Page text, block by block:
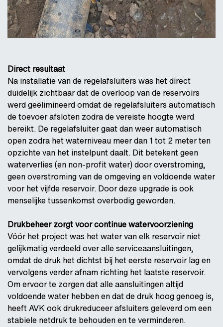
Direct resultaat
Na installatie van de regelafsluiters was het direct
duidelijk zichtbaar dat de overloop van de reservoirs
werd geëlimineerd omdat de regelafsluiters automatisch
de toevoer afsloten zodra de vereiste hoogte werd
bereikt. De regelafsluiter gaat dan weer automatisch
open zodra het waterniveau meer dan 1 tot 2 meter ten
opzichte van het instelpunt daalt. Dit betekent geen
waterverlies (en non-profit water) door overstroming,
geen overstroming van de omgeving en voldoende water
voor het vijfde reservoir. Door deze upgrade is ook
menselijke tussenkomst overbodig geworden.
Drukbeheer zorgt voor continue watervoorziening
Vóór het project was het water van elk reservoir niet
gelijkmatig verdeeld over alle serviceaansluitingen,
omdat de druk het dichtst bij het eerste reservoir lag en
vervolgens verder afnam richting het laatste reservoir.
Om ervoor te zorgen dat alle aansluitingen altijd
voldoende water hebben en dat de druk hoog genoeg is,
heeft AVK ook drukreduceer afsluiters geleverd om een
stabiele netdruk te behouden en te verminderen.